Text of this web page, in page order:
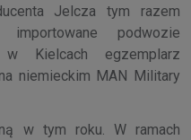
Jelcza tym razem
podwozie
w Kielcach egzemplarz
niemieckim MAN Military
w tym roku. W ramach